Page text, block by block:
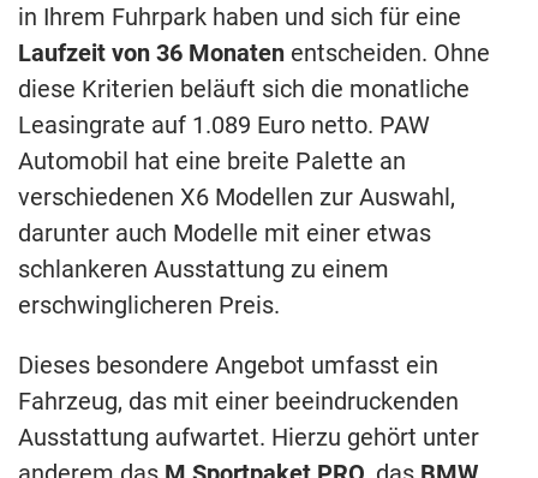
in Ihrem Fuhrpark haben und sich für eine
Laufzeit von 36 Monaten entscheiden. Ohne
diese Kriterien beläuft sich die monatliche
Leasingrate auf 1.089 Euro netto. PAW
Automobil hat eine breite Palette an
verschiedenen X6 Modellen zur Auswahl,
darunter auch Modelle mit einer etwas
schlankeren Ausstattung zu einem
erschwinglicheren Preis.
Dieses besondere Angebot umfasst ein
Fahrzeug, das mit einer beeindruckenden
Ausstattung aufwartet. Hierzu gehört unter